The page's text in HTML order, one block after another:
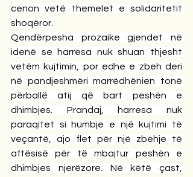
cenon vetë themelet e solidaritetit
shoqëror.
Qendërpesha prozaike gjendet në
idenë se harresa nuk shuan thjesht
vetëm kujtimin, por edhe e zbeh deri
në pandjeshmëri marrëdhënien tonë
përballë atij që bart peshën e
dhimbjes. Prandaj, harresa nuk
paraqitet si humbje e një kujtimi të
veçantë, ajo flet për një zbehje të
aftësisë për të mbajtur peshën e
dhimbjes njerëzore. Në këtë çast,